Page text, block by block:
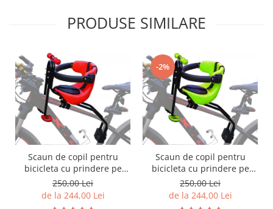
PRODUSE SIMILARE
Scaun de copil pentru
bicicleta cu prindere pe
bara orizontala din fata,
centuri de siguranta,
sarcina maxima 20 kg,
250,00 Lei
de la 244,00 Lei
-2%
Scaun de copil pentru
bicicleta cu prindere pe
bara orizontala din fata,
centuri de siguranta,
sarcina maxima 20 kg,
250,00 Lei
de la 244,00 Lei